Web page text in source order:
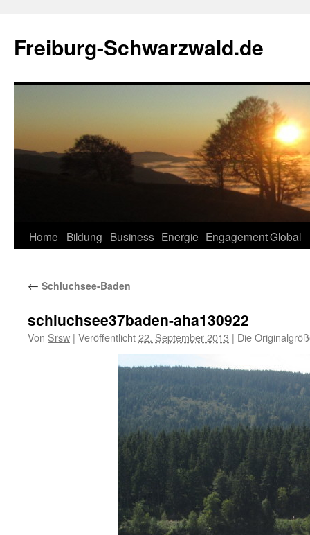
springen
Freiburg-Schwarzwald.de
Home Bildung Business Energie EngagementGlobal
← Schluchsee-Baden
schluchsee37baden-aha130922
Von Srsw | Veröffentlicht22. September 2013 | Die